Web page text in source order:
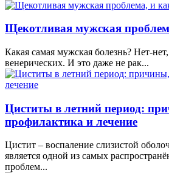
Щекотливая мужская
Какая самая мужская болезнь? Нет-
венерических. И это даже не рак...
Циститы в летний период:
профилактика и лечение
Цистит – воспаление слизистой
является одной из самых
проблем...